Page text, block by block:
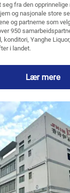
seg fra den
og nasjonale store
og partnerne som
950
konditori, Yanghe
i landet.
Lær mere